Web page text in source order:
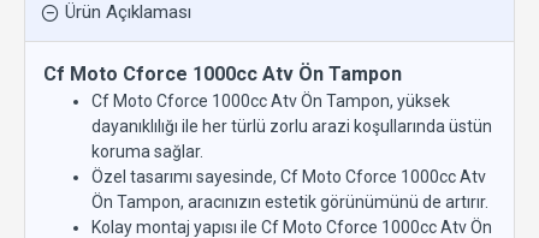
Ürün Açıklaması
Cf Moto Cforce 1000cc Atv Ön Tampon
Cf Moto Cforce 1000cc Atv Ön Tampon, yüksek
dayanıklılığı ile her türlü zorlu arazi koşullarında üstün
koruma sağlar.
Özel tasarımı sayesinde, Cf Moto Cforce 1000cc Atv
Ön Tampon, aracınızın estetik görünümünü de artırır.
Kolay montaj yapısı ile Cf Moto Cforce 1000cc Atv Ön